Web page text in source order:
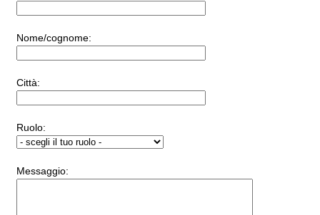
Nome/cognome:
Città:
Ruolo:
Messaggio: